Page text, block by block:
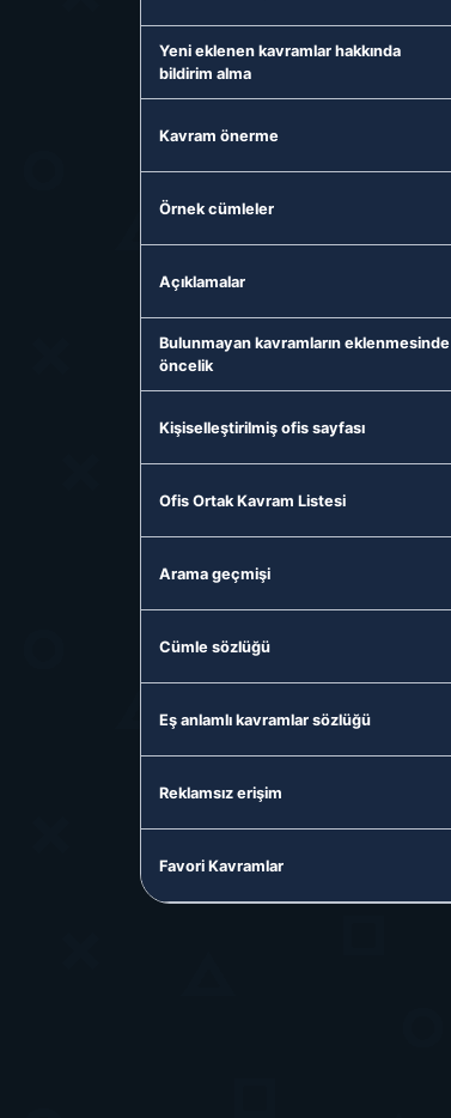
Yeni eklenen kavramlar hakkında
bildirim alma
Kavram önerme
Örnek cümleler
Açıklamalar
Bulunmayan kavramların eklenmesinde
öncelik
Kişiselleştirilmiş ofis sayfası
Ofis Ortak Kavram Listesi
Arama geçmişi
Cümle sözlüğü
Eş anlamlı kavramlar sözlüğü
Reklamsız erişim
Favori Kavramlar